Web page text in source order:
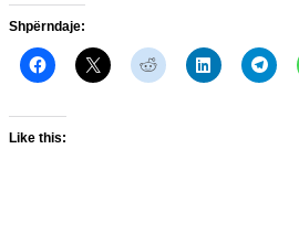
Shpërndaje:
Like this: